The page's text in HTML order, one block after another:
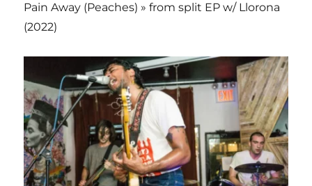
Pain Away (Peaches) » from split EP w/ Llorona
(2022)